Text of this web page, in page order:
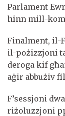
Parlament
hinn mill-
Finalment, il-
il-pożizzjoni
deroga kif
aġir abbużiv
F’sessjoni
riżoluzzjoni